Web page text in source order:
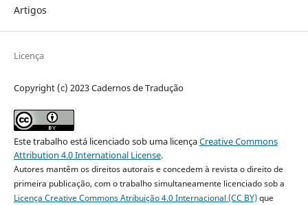
Artigos
Licença
Copyright (c) 2023 Cadernos de Tradução
Este trabalho está licenciado sob uma licençaCreative Commons
Attribution 4.0 International License.
Autores mantêm os direitos autorais e concedem à revista o direito de
primeira publicação, com o trabalho simultaneamente licenciado sob a
Licença Creative Commons Atribuição 4.0 Internacional (CC BY)que